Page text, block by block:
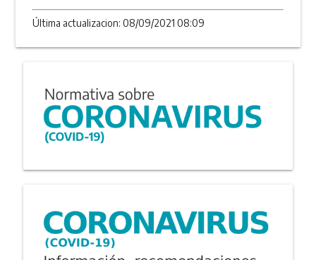
Última actualizacion: 08/09/2021 08:09